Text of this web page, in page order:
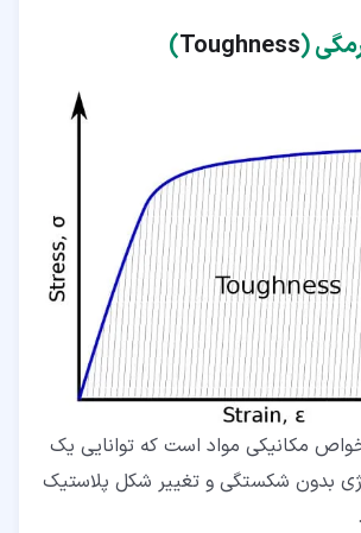
Toughness
)
مکانیکی مواد است که توانایی یک
بدون شکستگی و تغییر شکل پلاستیک